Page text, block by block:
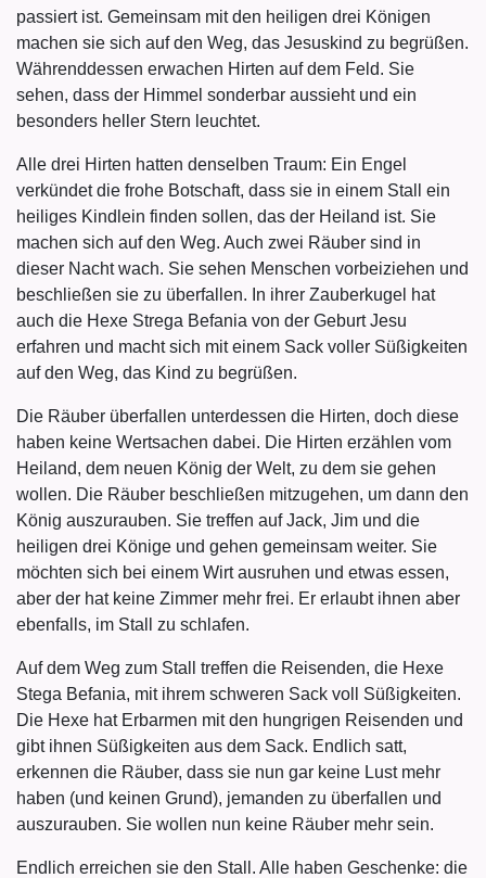
passiert ist. Gemeinsam mit den heiligen drei Königen
machen sie sich auf den Weg, das Jesuskind zu begrüßen.
Währenddessen erwachen Hirten auf dem Feld. Sie
sehen, dass der Himmel sonderbar aussieht und ein
besonders heller Stern leuchtet.
Alle drei Hirten hatten denselben Traum: Ein Engel
verkündet die frohe Botschaft, dass sie in einem Stall ein
heiliges Kindlein finden sollen, das der Heiland ist. Sie
machen sich auf den Weg. Auch zwei Räuber sind in
dieser Nacht wach. Sie sehen Menschen vorbeiziehen und
beschließen sie zu überfallen. In ihrer Zauberkugel hat
auch die Hexe Strega Befania von der Geburt Jesu
erfahren und macht sich mit einem Sack voller Süßigkeiten
auf den Weg, das Kind zu begrüßen.
Die Räuber überfallen unterdessen die Hirten, doch diese
haben keine Wertsachen dabei. Die Hirten erzählen vom
Heiland, dem neuen König der Welt, zu dem sie gehen
wollen. Die Räuber beschließen mitzugehen, um dann den
König auszurauben. Sie treffen auf Jack, Jim und die
heiligen drei Könige und gehen gemeinsam weiter. Sie
möchten sich bei einem Wirt ausruhen und etwas essen,
aber der hat keine Zimmer mehr frei. Er erlaubt ihnen aber
ebenfalls, im Stall zu schlafen.
Auf dem Weg zum Stall treffen die Reisenden, die Hexe
Stega Befania, mit ihrem schweren Sack voll Süßigkeiten.
Die Hexe hat Erbarmen mit den hungrigen Reisenden und
gibt ihnen Süßigkeiten aus dem Sack. Endlich satt,
erkennen die Räuber, dass sie nun gar keine Lust mehr
haben (und keinen Grund), jemanden zu überfallen und
auszurauben. Sie wollen nun keine Räuber mehr sein.
Endlich erreichen sie den Stall. Alle haben Geschenke: die